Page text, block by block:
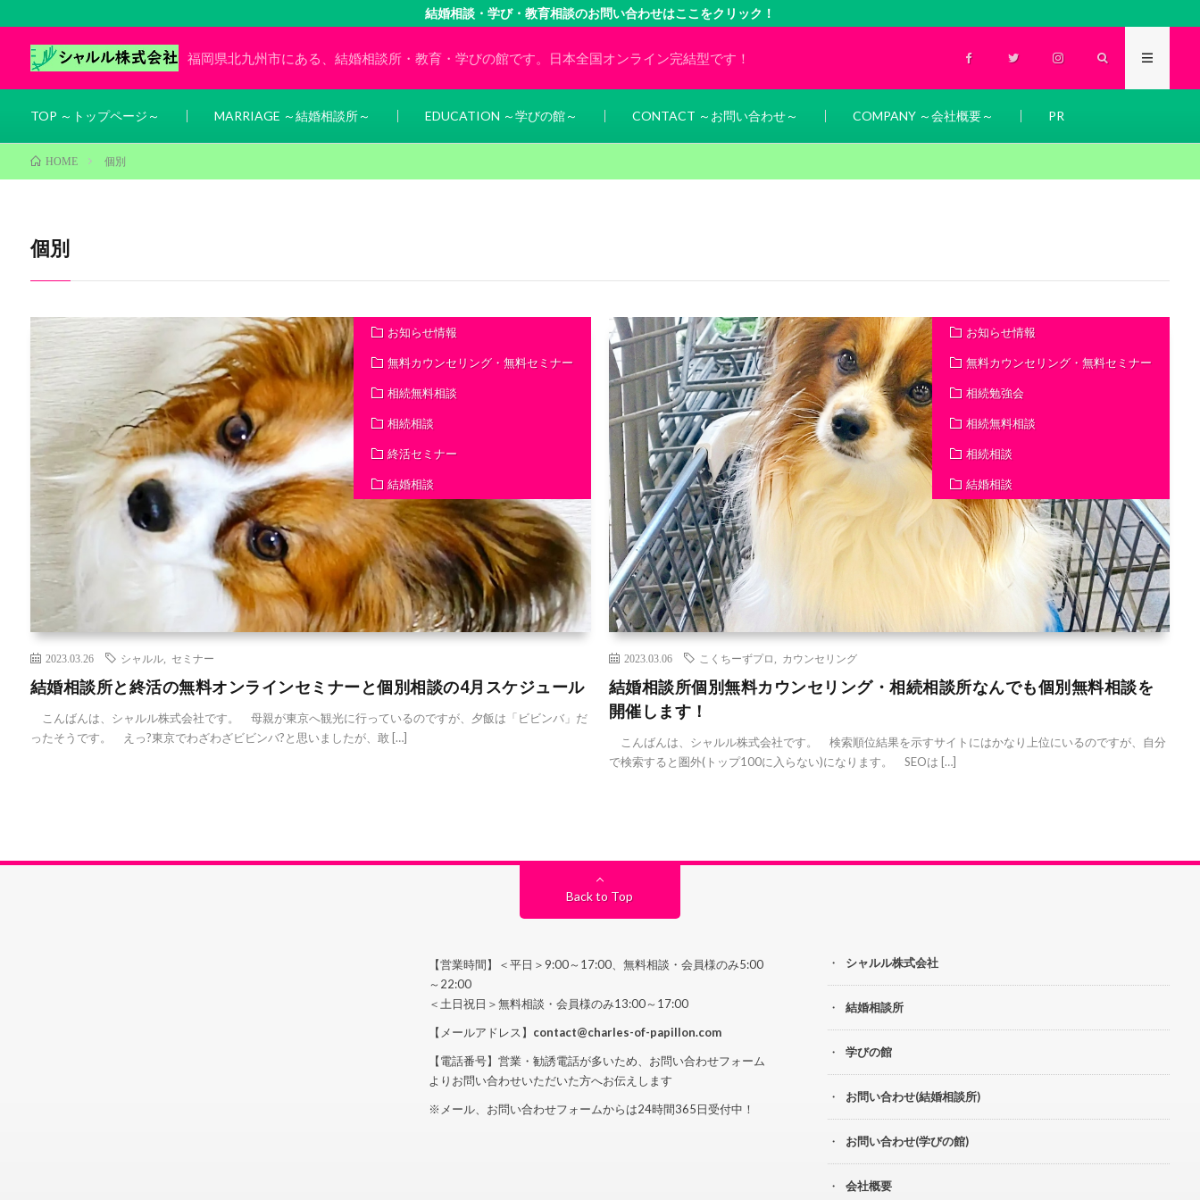
結婚相談・学び・教育相談のお問い合わせはここをクリック！
福岡県北九州市にある、結婚相談所・教育・学びの館です。日本全国オンライン完結型です！
TOP ～トップページ～ MARRIAGE ～結婚相談所～ EDUCATION ～学びの館～ CONTACT ～お問い合わせ～ COMPANY ～会社概要～ PR
HOME 個別
個別
お知らせ情報
無料カウンセリング・無料セミナー
相続無料相談
相続相談
終活セミナー
結婚相談
2023.03.26 シャルル, セミナー
結婚相談所と終活の無料オンラインセミナーと個別相談の4月スケジュール
こんばんは、シャルル株式会社です。 母親が東京へ観光に行っているのですが、夕飯は「ビビンバ」だ
ったそうです。 えっ?東京でわざわざビビンバ?と思いましたが、敢 […]
お知らせ情報
無料カウンセリング・無料セミナー
相続勉強会
相続無料相談
相続相談
結婚相談
2023.03.06 こくちーずプロ カウンセリング
結婚相談所個別無料カウンセリング・相続相談所なんでも個別無料相談を
開催します！
こんばんは、シャルル株式会社です。 検索順位結果を示すサイトにはかなり上位にいるのですが、自分
で検索すると圏外(トップ100に入らない)になります。 SEOは […]
Back to Top
【営業時間】＜平日＞9:00～17:00、無料相談・会員様のみ5:00
～22:00
＜土日祝日＞無料相談・会員様のみ13:00～17:00
【メールアドレス】 contact@charles-of-papillon.com
【電話番号】営業・勧誘電話が多いため、お問い合わせフォーム
よりお問い合わせいただいた方へお伝えします
※メール、お問い合わせフォームからは24時間365日受付中！
シャルル株式会社
結婚相談所
学びの館
お問い合わせ(結婚相談所)
お問い合わせ(学びの館)
会社概要